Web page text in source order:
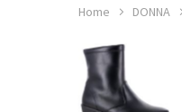
Home DONNA